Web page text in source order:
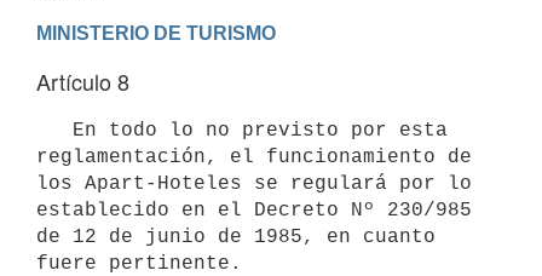
MINISTERIO DE TURISMO
Artículo 8
reglamentación, el funcionamiento de
los Apart-Hoteles se regulará por lo
establecido en el Decreto Nº 230/985
de 12 de junio de 1985, en cuanto